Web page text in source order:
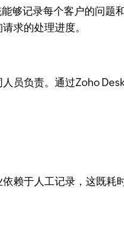
够记录每个客户的问
求的处理进度。
员负责。通过Zoho
赖于人工记录，这既